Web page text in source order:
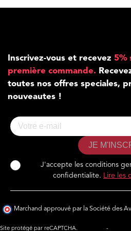
Inscrivez-vous et recevez 5%
première commande.
toutes nos offres speciales,
nouveautes !
JE
J'accepte les conditions
confidentialite. Lire les
Marchand approuvé par la Société des
Site protégé par reCAPTCHA. -